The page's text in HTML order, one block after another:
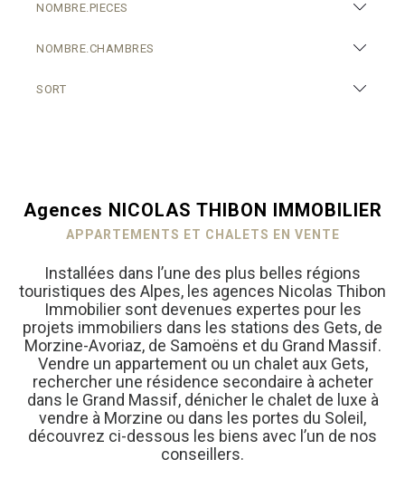
NOMBRE.PIECES
NOMBRE.CHAMBRES
SORT
Agences NICOLAS THIBON IMMOBILIER
APPARTEMENTS ET CHALETS EN VENTE
Installées dans l’une des plus belles régions
touristiques des Alpes, les agences Nicolas Thibon
Immobilier sont devenues expertes pour les
projets immobiliers dans les stations des Gets, de
Morzine-Avoriaz, de Samoëns et du Grand Massif.
Vendre un appartement ou un chalet aux Gets,
rechercher une résidence secondaire à acheter
dans le Grand Massif, dénicher le chalet de luxe à
vendre à Morzine ou dans les portes du Soleil,
découvrez ci-dessous les biens avec l’un de nos
conseillers.